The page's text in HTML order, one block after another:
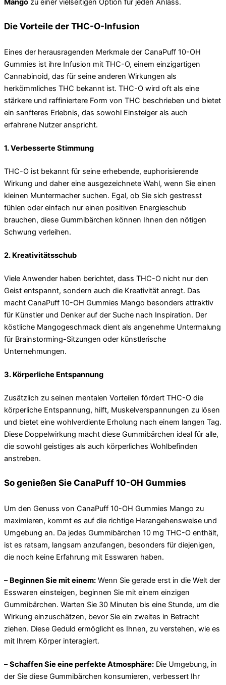
Mango zu einer vielseitigen Option für jeden Anlass.
Die Vorteile der THC-O-Infusion
Eines der herausragenden Merkmale der CanaPuff 10-OH
Gummies ist ihre Infusion mit THC-O, einem einzigartigen
Cannabinoid, das für seine anderen Wirkungen als
herkömmliches THC bekannt ist. THC-O wird oft als eine
stärkere und raffiniertere Form von THC beschrieben und bietet
ein sanfteres Erlebnis, das sowohl Einsteiger als auch
erfahrene Nutzer anspricht.
1. Verbesserte Stimmung
THC-O ist bekannt für seine erhebende, euphorisierende
Wirkung und daher eine ausgezeichnete Wahl, wenn Sie einen
kleinen Muntermacher suchen. Egal, ob Sie sich gestresst
fühlen oder einfach nur einen positiven Energieschub
brauchen, diese Gummibärchen können Ihnen den nötigen
Schwung verleihen.
2. Kreativitätsschub
Viele Anwender haben berichtet, dass THC-O nicht nur den
Geist entspannt, sondern auch die Kreativität anregt. Das
macht CanaPuff 10-OH Gummies Mango besonders attraktiv
für Künstler und Denker auf der Suche nach Inspiration. Der
köstliche Mangogeschmack dient als angenehme Untermalung
für Brainstorming-Sitzungen oder künstlerische
Unternehmungen.
3. Körperliche Entspannung
Zusätzlich zu seinen mentalen Vorteilen fördert THC-O die
körperliche Entspannung, hilft, Muskelverspannungen zu lösen
und bietet eine wohlverdiente Erholung nach einem langen Tag.
Diese Doppelwirkung macht diese Gummibärchen ideal für alle,
die sowohl geistiges als auch körperliches Wohlbefinden
anstreben.
So genießen Sie CanaPuff 10-OH Gummies
Um den Genuss von CanaPuff 10-OH Gummies Mango zu
maximieren, kommt es auf die richtige Herangehensweise und
Umgebung an. Da jedes Gummibärchen 10 mg THC-O enthält,
ist es ratsam, langsam anzufangen, besonders für diejenigen,
die noch keine Erfahrung mit Esswaren haben.
– Beginnen Sie mit einem: Wenn Sie gerade erst in die Welt der
Esswaren einsteigen, beginnen Sie mit einem einzigen
Gummibärchen. Warten Sie 30 Minuten bis eine Stunde, um die
Wirkung einzuschätzen, bevor Sie ein zweites in Betracht
ziehen. Diese Geduld ermöglicht es Ihnen, zu verstehen, wie es
mit Ihrem Körper interagiert.
–Schaffen Sie eine perfekte Atmosphäre: Die Umgebung, in
der Sie diese Gummibärchen konsumieren, verbessert Ihr